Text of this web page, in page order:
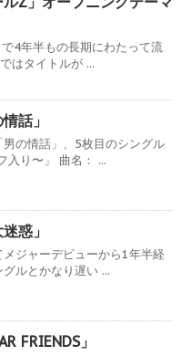
4年半もの長期にわたって流
はタイトルが ...
話」
の情話」、5枚目のシングル
入り〜」 曲名： ...
惑」
ジャーデビューから1年半経
ルとかなり遅い ...
FRIENDS」